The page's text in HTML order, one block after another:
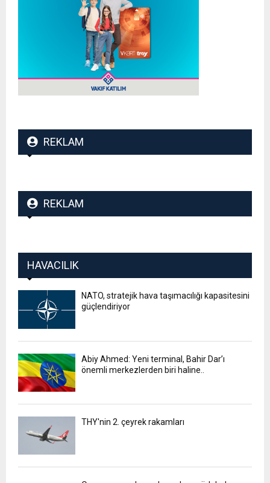
REKLAM
REKLAM
HAVACILIK
NATO, stratejik hava taşımacılığı kapasitesini
güçlendiriyor
Abiy Ahmed: Yeni terminal, Bahir Dar’ı
önemli merkezlerden biri haline..
THY'nin 2. çeyrek rakamları